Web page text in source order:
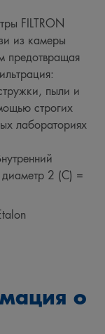
FILTRON
из камеры
предотвращая
пыли и
строгих
лабораториях
2 (C) =
о